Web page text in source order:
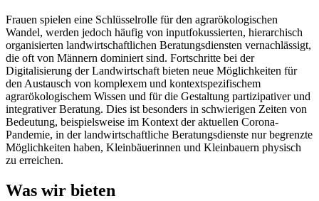
Frauen spielen eine Schlüsselrolle für den agrarökologischen
Wandel, werden jedoch häufig von inputfokussierten, hierarchisch
organisierten landwirtschaftlichen Beratungsdiensten vernachlässigt,
die oft von Männern dominiert sind. Fortschritte bei der
Digitalisierung der Landwirtschaft bieten neue Möglichkeiten für
den Austausch von komplexem und kontextspezifischem
agrarökologischem Wissen und für die Gestaltung partizipativer und
integrativer Beratung. Dies ist besonders in schwierigen Zeiten von
Bedeutung, beispielsweise im Kontext der aktuellen Corona-
Pandemie, in der landwirtschaftliche Beratungsdienste nur begrenzte
Möglichkeiten haben, Kleinbäuerinnen und Kleinbauern physisch
zu erreichen.
Was wir bieten